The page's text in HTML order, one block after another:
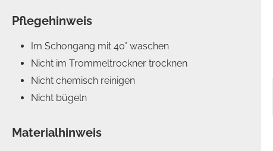
Pflegehinweis
Im Schongang mit 40° waschen
Nicht im Trommeltrockner trocknen
Nicht chemisch reinigen
Nicht bügeln
Materialhinweis